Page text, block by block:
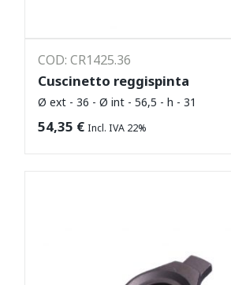
COD: CR1425.36
Cuscinetto reggispinta
Ø ext - 36 - Ø int - 56,5 - h - 31
54,35 € Incl. IVA 22%